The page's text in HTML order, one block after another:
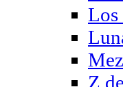
Los
Z